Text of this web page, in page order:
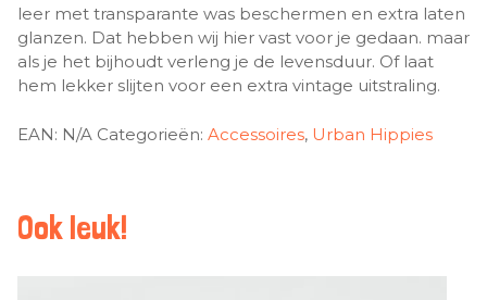
leer met transparante was beschermen en extra laten
glanzen. Dat hebben wij hier vast voor je gedaan. maar
als je het bijhoudt verleng je de levensduur. Of laat
hem lekker slijten voor een extra vintage uitstraling.
EAN: N/A Categorieën: Accessoires, Urban Hippies
Ook leuk!